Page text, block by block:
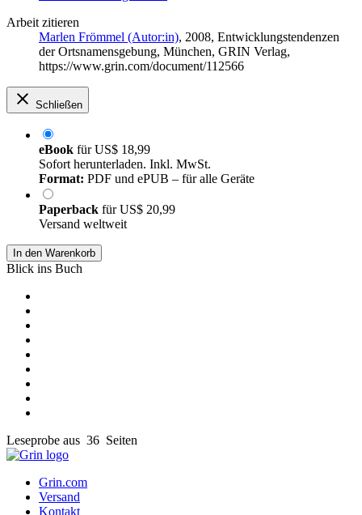
Arbeit zitieren
Marlen Frömmel (Autor:in), 2008, Entwicklungstendenzen
der Ortsnamensgebung, München, GRIN Verlag,
https://www.grin.com/document/112566
Schließen
eBook fürUS$ 18,99
Sofort herunterladen. Inkl. MwSt.
Format: PDF und ePUB – für alle Geräte
Paperback fürUS$ 20,99
Versand weltweit
In den Warenkorb
Blick ins Buch
Leseprobe aus 36 Seiten
Grin.com
Versand
Kontakt